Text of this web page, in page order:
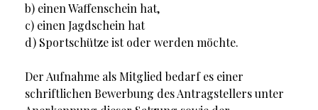
b) einen Waffenschein hat,
c) einen Jagdschein hat
d) Sportschütze ist oder werden möchte.
Der Aufnahme als Mitglied bedarf es einer
schriftlichen Bewerbung des Antragstellers unter